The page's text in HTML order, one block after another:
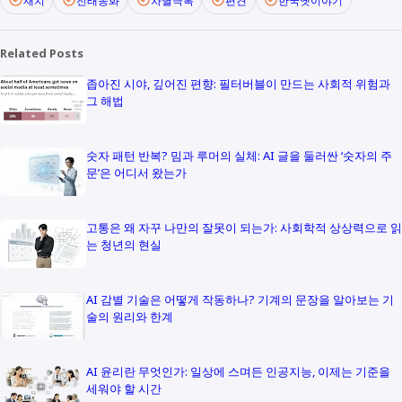
Related Posts
좁아진 시야, 깊어진 편향: 필터버블이 만드는 사회적 위험과
그 해법
숫자 패턴 반복? 밈과 루머의 실체: AI 글을 둘러싼 ‘숫자의 주
문’은 어디서 왔는가
고통은 왜 자꾸 나만의 잘못이 되는가: 사회학적 상상력으로 읽
는 청년의 현실
AI 감별 기술은 어떻게 작동하나? 기계의 문장을 알아보는 기
술의 원리와 한계
AI 윤리란 무엇인가: 일상에 스며든 인공지능, 이제는 기준을
세워야 할 시간